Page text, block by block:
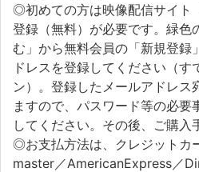
◎初めての方は映像配信サイト
登録（無料）が必要です。緑色
む」から無料会員の「新規登録
ドレスを登録してください（す
ン）。登録したメールアドレス
ますので、パスワード等の必要
してください。その後、ご購入
◎お支払方法は、クレジットカ
master／AmericanExpress／